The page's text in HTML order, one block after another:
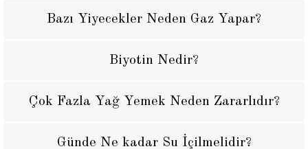
Bazı Yiyecekler Neden Gaz Yapar?
Biyotin Nedir?
Çok Fazla Yağ Yemek Neden Zararlıdır?
Günde Ne kadar Su İçilmelidir?